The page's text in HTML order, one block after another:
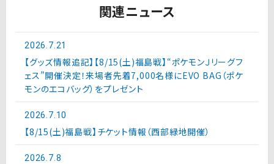
関連ニュース
2026.7.21
【グッズ情報追記】【8/15(土)福島戦】“ポケモンＪリーグフ
ェス”開催決定！来場者先着7,000名様にEVO BAG（ポケ
モンのエコバッグ）をプレゼント
2026.7.10
【8/15(土)福島戦】チケット情報（西部緑地開催）
2026.7.8